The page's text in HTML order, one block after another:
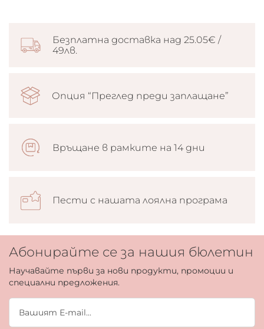
(IRON OXIDES), CI 77499 (IRON OXIDES), CI 19140 (YELLOW
Безплатна доставка над 25.05€ /
49лв.
Опция “Преглед преди заплащане”
Връщане в рамките на 14 дни
Пести с нашата лоялна програма
Абонирайте се за нашия бюлетин
Научавайте първи за нови продукти, промоции и
специални предложения.